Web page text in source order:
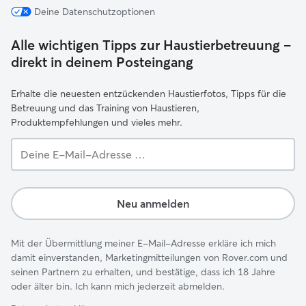
Deine Datenschutzoptionen
Alle wichtigen Tipps zur Haustierbetreuung –
direkt in deinem Posteingang
Erhalte die neuesten entzückenden Haustierfotos, Tipps für die
Betreuung und das Training von Haustieren,
Produktempfehlungen und vieles mehr.
E-
Adresse …
Neu anmelden
Mit der Übermittlung meiner E-Mail-Adresse erkläre ich mich
damit einverstanden, Marketingmitteilungen von Rover.com und
seinen Partnern zu erhalten, und bestätige, dass ich 18 Jahre
oder älter bin. Ich kann mich jederzeit abmelden.